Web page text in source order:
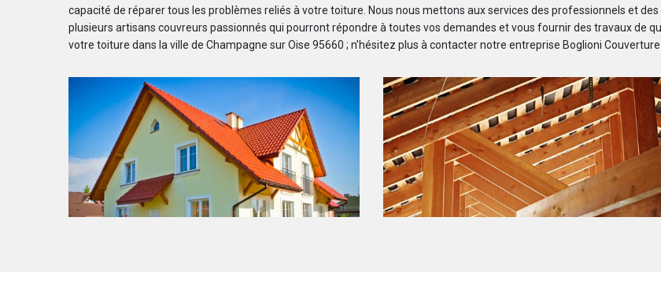
capacité de réparer tous les problèmes reliés à votre toiture. Nous nous mettons aux services des professionnels et
plusieurs artisans couvreurs passionnés qui pourront répondre à toutes vos demandes et vous fournir des travaux de
votre toiture dans la ville de Champagne sur Oise 95660 ; n’hésitez plus à contacter notre entreprise Boglioni Couverture